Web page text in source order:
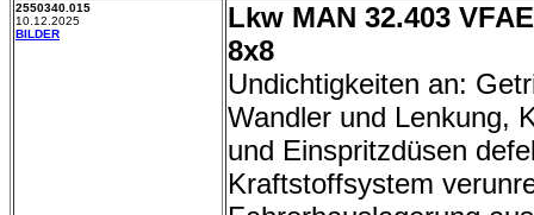
2550340.015
10.12.2025
BILDER
Lkw MAN 32.403
8x8
Undichtigkeiten an:
Wandler und Lenkung,
und Einspritzdüsen
Kraftstoffsystem